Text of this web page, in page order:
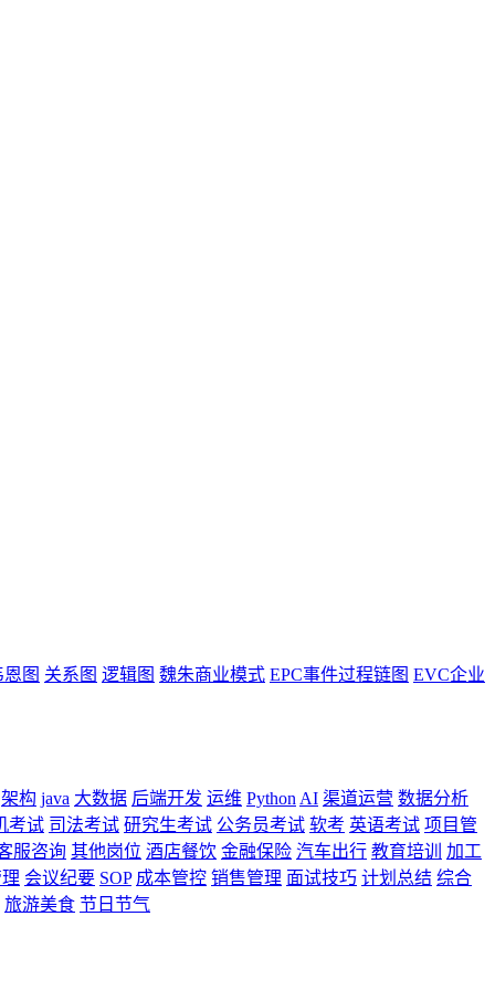
恩图 关系图 逻辑图 魏朱商业模式 EPC事件过程链图 EVC企业
架构 java 大数据 后端开发 运维 Python AI 渠道运营 数据分析
考试 司法考试 研究生考试 公务员考试 软考 英语考试 项目管
服咨询 其他岗位 酒店餐饮 金融保险 汽车出行 教育培训
加工
会议纪要 SOP 成本管控 销售管理 面试技巧 计划总结 综合
旅游美食 节日节气